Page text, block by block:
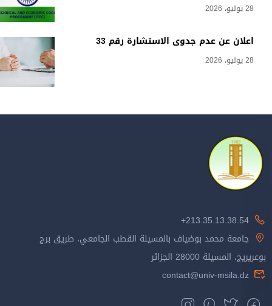
28 يوليو، 2026
اعلان عن عدم جدوى الاستشارة رقم 33
28 يوليو، 2026
213.35.13.38.54+
جامعة محمد بوضياف بالمسيلة القطب الجامعي، طريق برج
بوعريريج، المسيلة 28000 الجزائر
contact@univ-msila.dz